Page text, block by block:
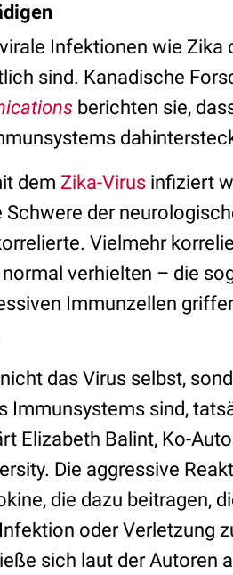
Infektionen wie Zika
sind. Kanadische
s berichten sie,
dem Zika-Virus infiziert
der
Vielmehr
verhielten – die
Immunzellen
das Virus selbst,
Immunsystems sind,
Elizabeth Balint, Ko-
Die aggressive
die dazu beitragen,
oder Verletzung
sich laut der Autoren